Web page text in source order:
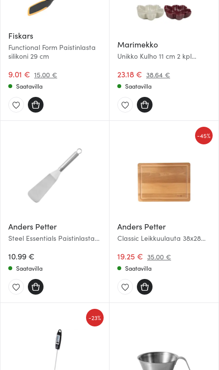
Fiskars
Functional Form Paistinlasta
silikoni 29 cm
9.01 € 15.00 €
Saatavilla
Marimekko
Unikko Kulho 11 cm 2 kpl
23.18 € 38.64 €
Saatavilla
Anders Petter
Steel Essentials Paistinlasta
10.99 €
Saatavilla
Anders Petter
Classic Leikkuulauta 38x28
19.25 € 35.00 €
-45%
Saatavilla
-23%